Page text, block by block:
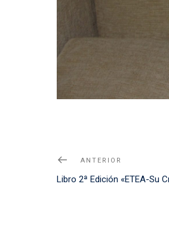
Navegación
de
Noticia
Anterior
ANTERIOR
Libro 2ª Edición «ETEA-Su